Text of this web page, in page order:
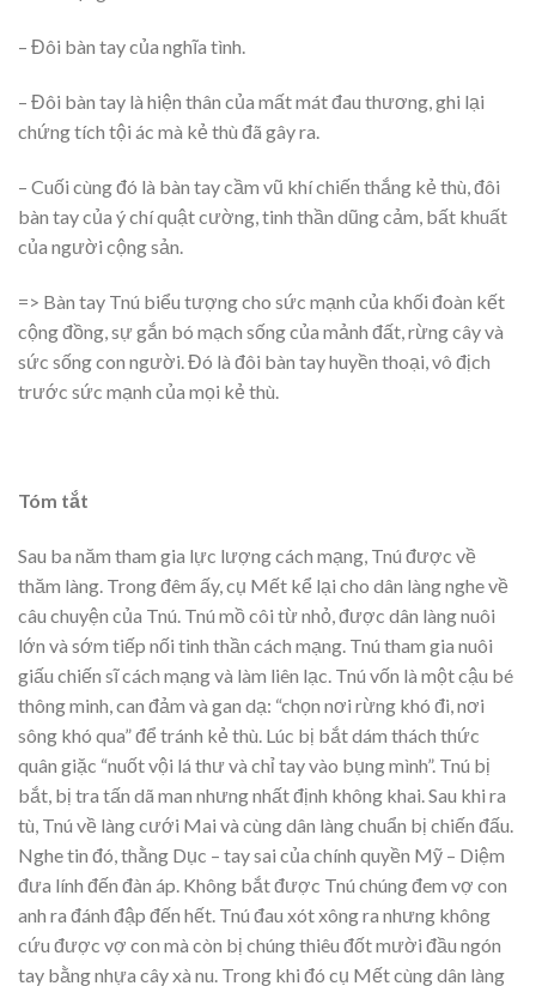
– Đôi bàn tay của nghĩa tình.
– Đôi bàn tay là hiện thân của mất mát đau thương, ghi lại
chứng tích tội ác mà kẻ thù đã gây ra.
– Cuối cùng đó là bàn tay cầm vũ khí chiến thắng kẻ thù, đôi
bàn tay của ý chí quật cường, tinh thần dũng cảm, bất khuất
của người cộng sản.
=> Bàn tay Tnú biểu tượng cho sức mạnh của khối đoàn kết
cộng đồng, sự gắn bó mạch sống của mảnh đất, rừng cây và
sức sống con người. Đó là đôi bàn tay huyền thoại, vô địch
trước sức mạnh của mọi kẻ thù.
Tóm tắt
Sau ba năm tham gia lực lượng cách mạng, Tnú được về
thăm làng. Trong đêm ấy, cụ Mết kể lại cho dân làng nghe về
câu chuyện của Tnú. Tnú mồ côi từ nhỏ, được dân làng nuôi
lớn và sớm tiếp nối tinh thần cách mạng. Tnú tham gia nuôi
giấu chiến sĩ cách mạng và làm liên lạc. Tnú vốn là một cậu bé
thông minh, can đảm và gan dạ: “chọn nơi rừng khó đi, nơi
sông khó qua” để tránh kẻ thù. Lúc bị bắt dám thách thức
quân giặc “nuốt vội lá thư và chỉ tay vào bụng mình”. Tnú bị
bắt, bị tra tấn dã man nhưng nhất định không khai. Sau khi ra
tù, Tnú về làng cưới Mai và cùng dân làng chuẩn bị chiến đấu.
Nghe tin đó, thằng Dục – tay sai của chính quyền Mỹ – Diệm
đưa lính đến đàn áp. Không bắt được Tnú chúng đem vợ con
anh ra đánh đập đến hết. Tnú đau xót xông ra nhưng không
cứu được vợ con mà còn bị chúng thiêu đốt mười đầu ngón
tay bằng nhựa cây xà nu. Trong khi đó cụ Mết cùng dân làng